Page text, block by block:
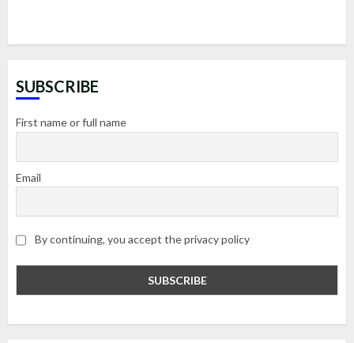
SUBSCRIBE
First name or full name
Email
By continuing, you accept the privacy policy